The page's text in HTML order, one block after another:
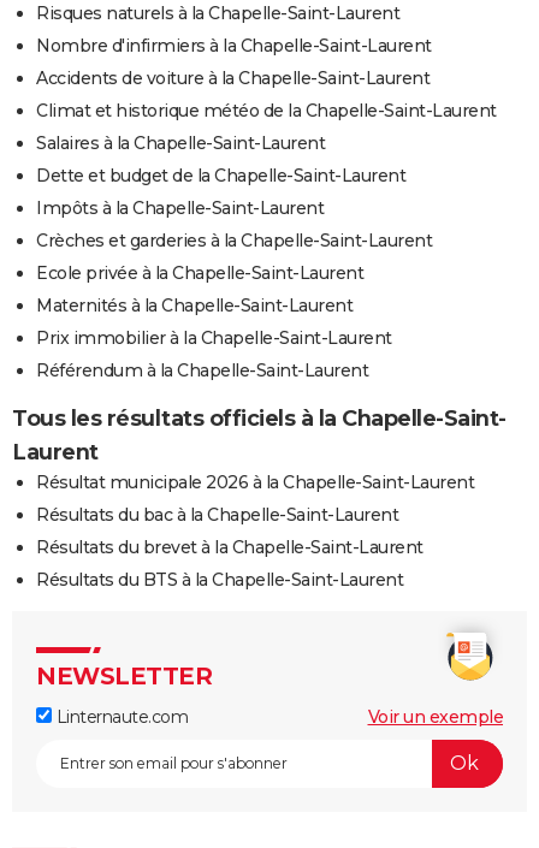
Risques naturels à la Chapelle-Saint-Laurent
Nombre d'infirmiers à la Chapelle-Saint-Laurent
Accidents de voiture à la Chapelle-Saint-Laurent
Climat et historique météo de la Chapelle-Saint-Laurent
Salaires à la Chapelle-Saint-Laurent
Dette et budget de la Chapelle-Saint-Laurent
Impôts à la Chapelle-Saint-Laurent
Crèches et garderies à la Chapelle-Saint-Laurent
Ecole privée à la Chapelle-Saint-Laurent
Maternités à la Chapelle-Saint-Laurent
Prix immobilier à la Chapelle-Saint-Laurent
Référendum à la Chapelle-Saint-Laurent
Tous les résultats officiels à la Chapelle-Saint-
Laurent
Résultat municipale 2026 à la Chapelle-Saint-Laurent
Résultats du bac à la Chapelle-Saint-Laurent
Résultats du brevet à la Chapelle-Saint-Laurent
Résultats du BTS à la Chapelle-Saint-Laurent
NEWSLETTER
Linternaute.com Voir un exemple